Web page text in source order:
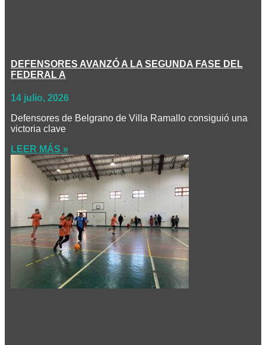
DEFENSORES AVANZÓ A LA SEGUNDA FASE DEL
FEDERAL A
14 julio, 2026
Defensores de Belgrano de Villa Ramallo consiguió una
victoria clave
LEER MÁS »